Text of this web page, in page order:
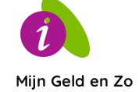
Mijn Geld en Zo